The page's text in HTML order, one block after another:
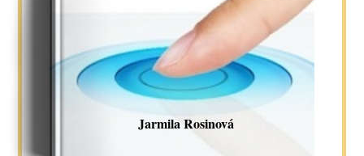
Jarmila Rosinová